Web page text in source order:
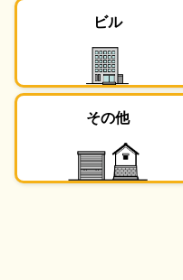
ビル
その他